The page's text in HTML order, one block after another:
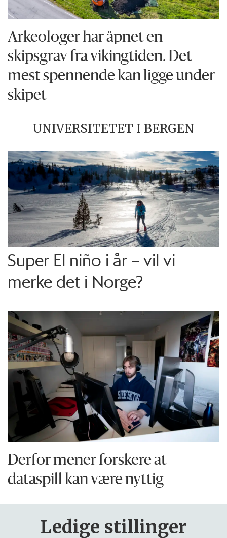
Arkeologer har åpnet en
skipsgrav fra vikingtiden. Det
mest spennende kan ligge under
skipet
UNIVERSITETET I BERGEN
Super El niño i år – vil vi
merke det i Norge?
Derfor mener forskere at
dataspill kan være nyttig
Ledige stillinger